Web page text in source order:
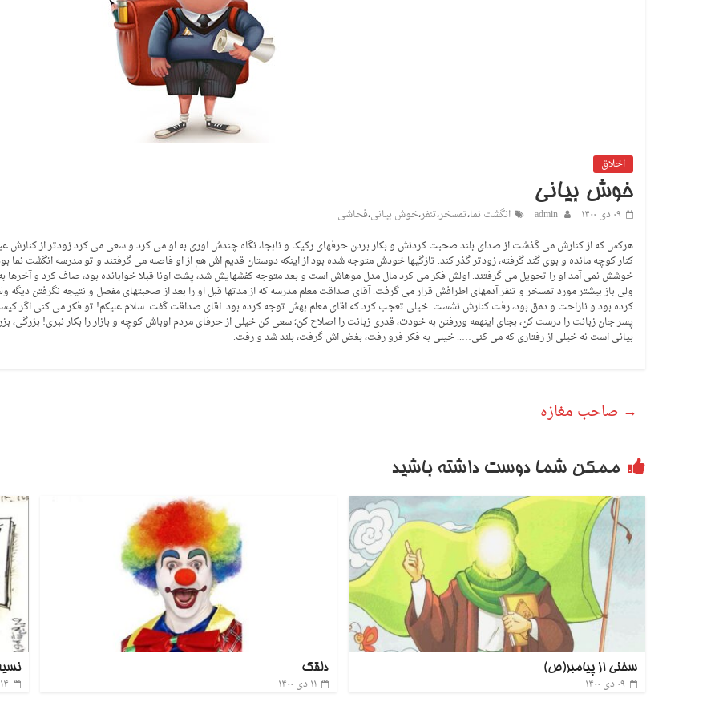
اخلاق
خوش بیانی
۰۹ دی ۱۴۰۰ admin انگشت نما،تمسخر،تنفر،خوش بیانی،فحاشی
هرکس که از کنارش می گذشت از صدای بلند صحبت کردنش و بکار بردن حرفهای رکیک و نابجا، نگاه چندش آوری به او می کرد و سعی می کرد زودتر از کنارش عبور
کنار کوچه مانده و بوی گند گرفته، زودتر گذر کند. تازگیها خودش متوجه شده بود از اینکه دوستان قدیم اش هم از او فاصله می گرفتند و تو مدرسه انگشت نما
خوشش نمی آمد او را تحویل می گرفتند. اولش فکر می کرد مال مدل موهاش است و بعد متوجه کفشهایش شد، پشت اونا قبلا خوابانده بود، صاف کرد و
ولی باز بیشتر مورد تمسخر و تنفر آدمهای اطرافش قرار می گرفت. آقای صداقت معلم مدرسه که از مدتها قبل او را بعد از صحبتهای مفصل و نتیجه نگرفتن دیگه
کرده بود و ناراحت و دمق بود، رفت کنارش نشست. خیلی تعجب کرد که آقای معلم بهش توجه کرده بود. آقای صداقت گفت: سلام علیکم! تو فکر می کنی اگر کیسه
پسر جان زبانت را درست کن، بجای اینهمه وررفتن به خودت، قدری زبانت را اصلاح کن؛ سعی کن خیلی از حرفای مردم اوباش کوچه و بازار را بکار نبری! بزرگی،
بیانی است نه خیلی از رفتاری که می کنی….. خیلی به فکر فرو رفت، بغض اش گرفت، بلند شد و رفت.
→ صاحب مغازه
ممکن شما دوست داشته باشید
سخنی از پیامبر(ص)
۰۹ دی ۱۴۰۰
دلقک
۱۱ دی ۱۴۰۰ ۱۴ دی ۱۴۰۰